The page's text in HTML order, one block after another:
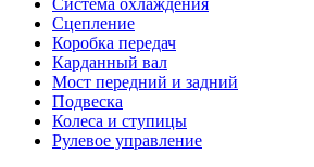
Система охлаждения
Сцепление
Коробка передач
Карданный вал
Мост передний и задний
Подвеска
Колеса и ступицы
Рулевое управление